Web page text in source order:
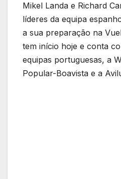
Mikel Landa e Richard
líderes da equipa
a sua preparação na
tem início hoje e conta
equipas portuguesas, a
Popular-Boavista e a